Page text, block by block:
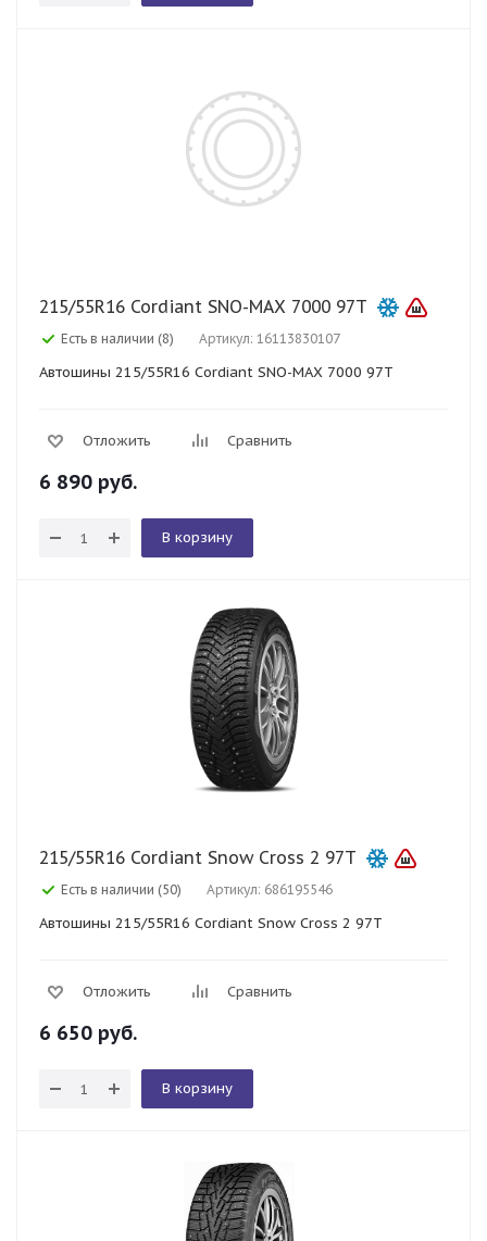
215/55R16 Cordiant SNO-MAX 7000 97T
Есть в наличии (8) Артикул: 16113830107
Автошины 215/55R16 Cordiant SNO-MAX 7000 97T
Отложить Сравнить
6 890 руб.
В корзину
215/55R16 Cordiant Snow Cross 2 97T
Есть в наличии (50) Артикул: 686195546
Автошины 215/55R16 Cordiant Snow Cross 2 97T
Отложить Сравнить
6 650 руб.
В корзину